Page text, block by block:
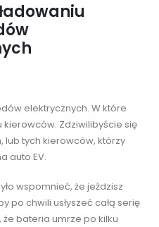
elektrycznych. W które
Zdziwilibyście się
lub tych kierowców, którzy
auto EV.
wspomnieć, że jeździsz
po chwili usłyszeć całą serię
bateria umrze po kilku